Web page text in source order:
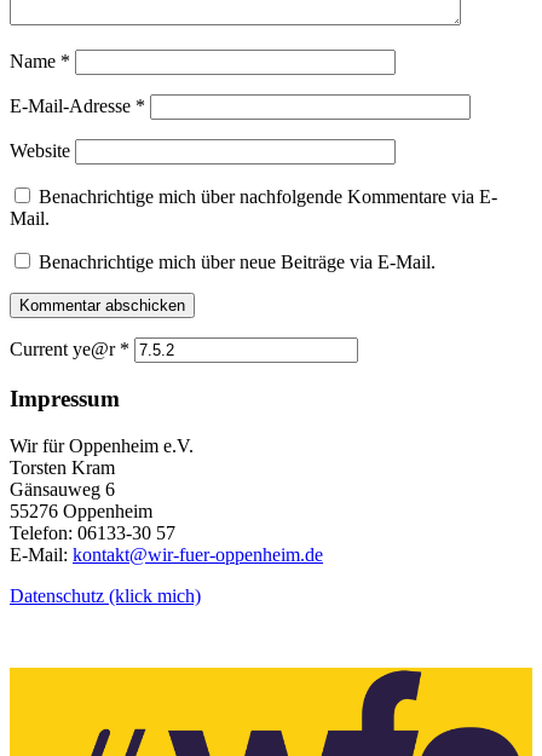
Name *
E-Mail-Adresse *
Website
Benachrichtige mich über nachfolgende Kommentare via E-
Mail.
Benachrichtige mich über neue Beiträge via E-Mail.
Current ye@r *
Impressum
Wir für Oppenheim e.V.
Torsten Kram
Gänsauweg 6
55276 Oppenheim
Telefon: 06133-30 57
E-Mail: kontakt@wir-fuer-oppenheim.de
Datenschutz (klick mich)